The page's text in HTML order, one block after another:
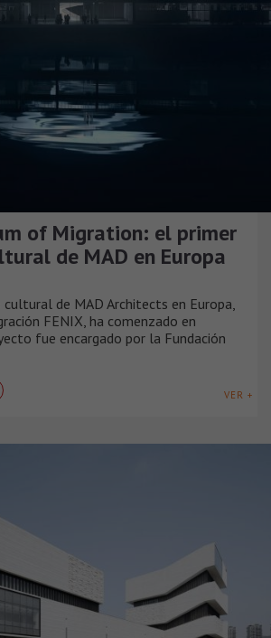
of Migration: el primer
de MAD en Europa
de MAD Architects en Europa,
FENIX, ha comenzado en
fue encargado por la Fundación
VER +